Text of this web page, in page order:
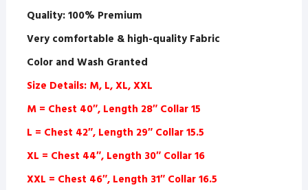
Quality: 100% Premium
Very comfortable & high-quality Fabric
Color and Wash Granted
Size Details: M, L, XL, XXL
M = Chest 40″, Length 28″ Collar 15
L = Chest 42″, Length 29″ Collar 15.5
XL = Chest 44″, Length 30″ Collar 16
XXL = Chest 46″, Length 31″ Collar 16.5